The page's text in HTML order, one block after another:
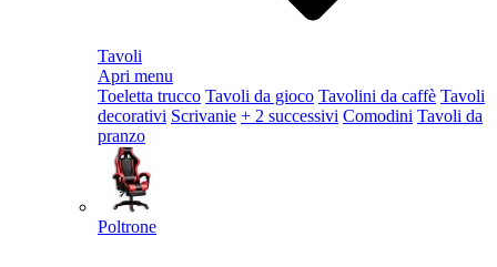
Tavoli
Apri menu
Toeletta trucco Tavoli da gioco Tavolini da caffè Tavoli
decorativi Scrivanie + 2 successivi Comodini Tavoli da
pranzo
Poltrone